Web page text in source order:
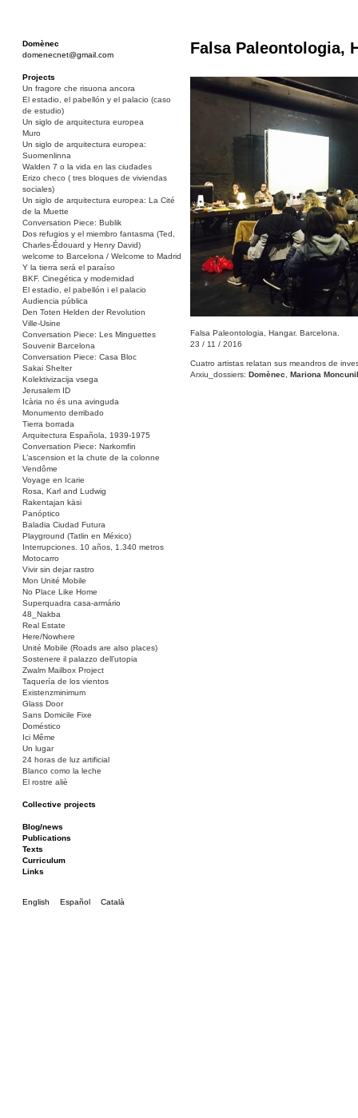
Domènec
domenecnet@gmail.com
Projects
Un fragore che risuona ancora
El estadio, el pabellón y el palacio (caso
de estudio)
Un siglo de arquitectura europea
Muro
Un siglo de arquitectura europea:
Suomenlinna
Walden 7 o la vida en las ciudades
Erizo checo ( tres bloques de viviendas
sociales)
Un siglo de arquitectura europea: La Cité
de la Muette
Conversation Piece: Bublik
Dos refugios y el miembro fantasma (Ted,
Charles-Édouard y Henry David)
welcome to Barcelona / Welcome to Madrid
Y la tierra será el paraíso
BKF. Cinegética y modernidad
El estadio, el pabellón i el palacio
Audiencia pública
Den Toten Helden der Revolution
Ville-Usine
Conversation Piece: Les Minguettes
Souvenir Barcelona
Conversation Piece: Casa Bloc
Sakai Shelter
Kolektivizacija vsega
Jerusalem ID
Icària no és una avinguda
Monumento derribado
Tierra borrada
Arquitectura Española, 1939-1975
Conversation Piece: Narkomfin
L’ascension et la chute de la colonne
Vendôme
Voyage en Icarie
Rosa, Karl and Ludwig
Rakentajan käsi
Panóptico
Baladia Ciudad Futura
Playground (Tatlin en México)
Interrupciones. 10 años, 1.340 metros
Motocarro
Vivir sin dejar rastro
Mon Unité Mobile
No Place Like Home
Superquadra casa-armário
48_Nakba
Real Estate
Here/Nowhere
Unité Mobile (Roads are also places)
Sostenere il palazzo dell’utopia
Zwalm Mailbox Project
Taquería de los vientos
Existenzminimum
Glass Door
Sans Domicile Fixe
Doméstico
Ici Même
Un lugar
24 horas de luz artificial
Blanco como la leche
El rostre aliè
Collective projects
Ciza Muzej
Roulotte
Canòdrom/Canòdrom
ON Prat
Rieres/Rambles
Blog/news
Publications
Texts
Curriculum
Links
English Español Català
Falsa Paleontologia,
Falsa Paleontologia, Hangar. Barcelona.
23 / 11 / 2016
Cuatro artistas relatan sus meandros de
Arxiu_dossiers: Domènec Mariona